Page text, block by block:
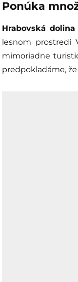
Ponúka
Hrabovská dolina
lesnom prostredí
mimoriadne
predpokladáme,